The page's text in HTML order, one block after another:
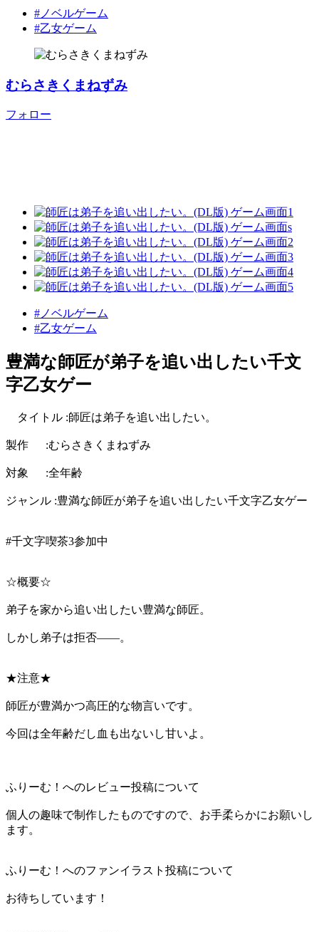
#ノベルゲーム
#乙女ゲーム
むらさきくまねずみ
フォロー
#ノベルゲーム
#乙女ゲーム
豊満な師匠が弟子を追い出したい千文
字乙女ゲー
タイトル :師匠は弟子を追い出したい。
製作 :むらさきくまねずみ
対象 :全年齢
ジャンル :豊満な師匠が弟子を追い出したい千文字乙女ゲー
#千文字喫茶3参加中
☆概要☆
弟子を家から追い出したい豊満な師匠。
しかし弟子は拒否――。
★注意★
師匠が豊満かつ高圧的な物言いです。
今回は全年齢だし血も出ないし甘いよ。
ふりーむ！へのレビュー投稿について
個人の趣味で制作したものですので、お手柔らかにお願いし
ます。
ふりーむ！へのファンイラスト投稿について
お待ちしています！